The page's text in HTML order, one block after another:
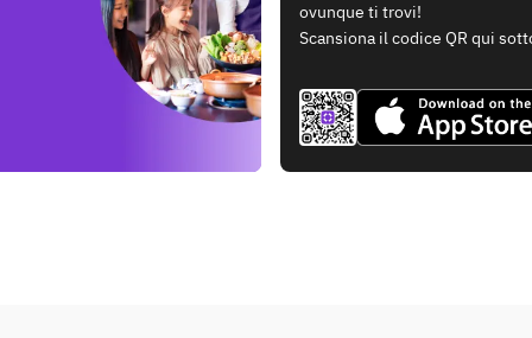
ovunque ti trovi!
Scansiona il codice QR qui